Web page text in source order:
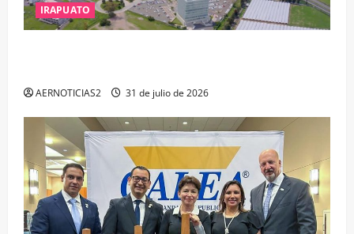
IRAPUATO
AERNOTICIAS2 31 de julio de 2026